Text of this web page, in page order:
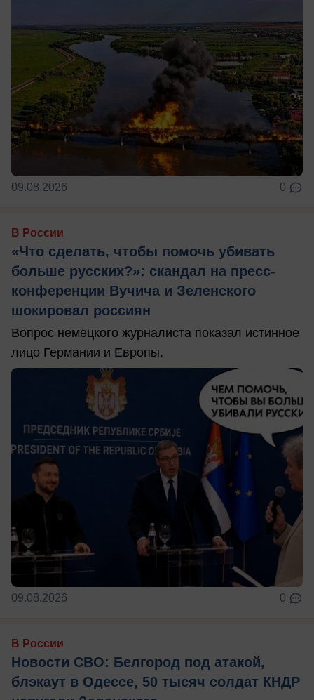
09.08.2026 0
В России
«Что сделать, чтобы помочь убивать
больше русских?»: скандал на пресс-
конференции Вучича и Зеленского
шокировал россиян
Вопрос немецкого журналиста показал истинное
лицо Германии и Европы.
09.08.2026 0
В России
Новости СВО: Белгород под атакой,
блэкаут в Одессе, 50 тысяч солдат КНДР